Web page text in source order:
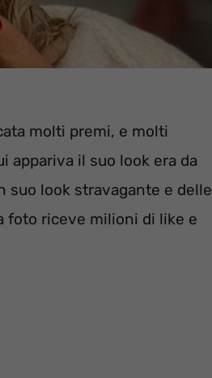
molti premi, e molti
appariva il suo look era da
suo look stravagante e delle
foto riceve milioni di like e